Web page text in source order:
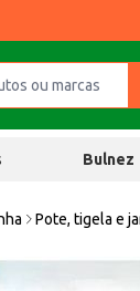
Bulnez
Pote, tigela e